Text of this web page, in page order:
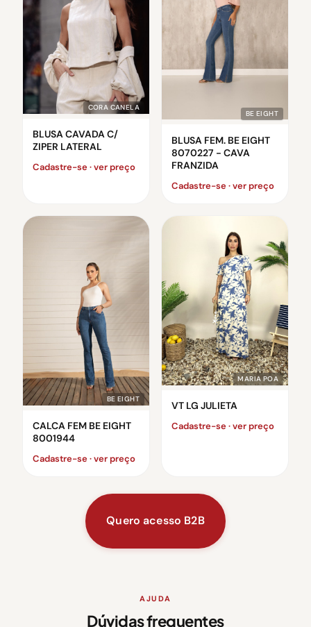
CORA CANELA
BLUSA CAVADA C/
ZIPER LATERAL
Cadastre-se · ver preço
BE EIGHT
BLUSA FEM. BE EIGHT
8070227 - CAVA
FRANZIDA
Cadastre-se · ver preço
BE EIGHT
CALCA FEM BE EIGHT
8001944
Cadastre-se · ver preço
MARIA POA
VT LG JULIETA
Cadastre-se · ver preço
Quero acesso B2B
AJUDA
Dúvidas frequentes